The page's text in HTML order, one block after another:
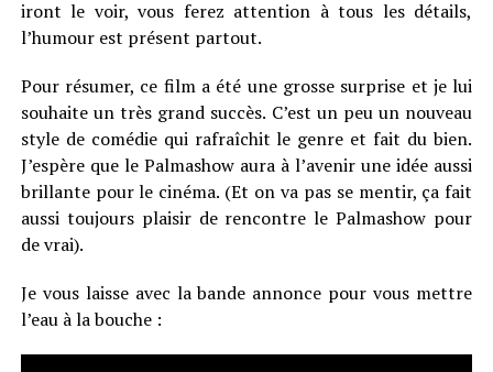
iront le voir, vous ferez attention à tous les détails,
l’humour est présent partout.
Pour résumer, ce film a été une grosse surprise et je lui
souhaite un très grand succès. C’est un peu un nouveau
style de comédie qui rafraîchit le genre et fait du bien.
J’espère que le Palmashow aura à l’avenir une idée aussi
brillante pour le cinéma. (Et on va pas se mentir, ça fait
aussi toujours plaisir de rencontre le Palmashow pour
de vrai).
Je vous laisse avec la bande annonce pour vous mettre
l’eau à la bouche :